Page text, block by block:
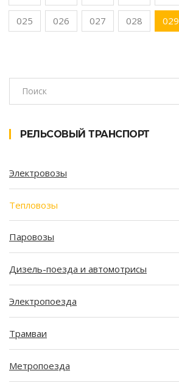
025 026 027 028 029
РЕЛЬСОВЫЙ ТРАНСПОРТ
Электровозы
Тепловозы
Паровозы
Дизель-поезда и автомотрисы
Электропоезда
Трамваи
Метропоезда